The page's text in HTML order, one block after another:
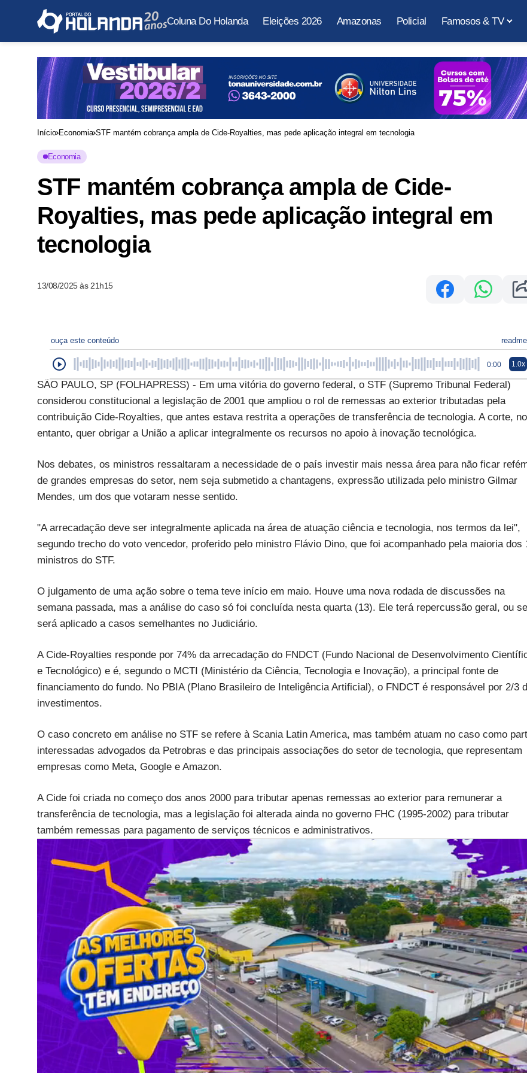
Coluna Do Holanda Eleições 2026 Amazonas Policial Famosos & TV
Início Economia STF mantém cobrança ampla de Cide-Royalties, mas pede aplicação integral em tecnologia
Economia
STF mantém cobrança ampla de Cide-
Royalties, mas pede aplicação integral em
tecnologia
13/08/2025 às 21h15
ouça este conteúdo readme
0:00 1.0x
SÃO PAULO, SP (FOLHAPRESS) - Em uma vitória do governo federal, o STF (Supremo Tribunal Federal)
considerou constitucional a legislação de 2001 que ampliou o rol de remessas ao exterior tributadas pela
contribuição Cide-Royalties, que antes estava restrita a operações de transferência de tecnologia. A corte, no
entanto, quer obrigar a União a aplicar integralmente os recursos no apoio à inovação tecnológica.
Nos debates, os ministros ressaltaram a necessidade de o país investir mais nessa área para não ficar
de grandes empresas do setor, nem seja submetido a chantagens, expressão utilizada pelo ministro Gilmar
Mendes, um dos que votaram nesse sentido.
"A arrecadação deve ser integralmente aplicada na área de atuação ciência e tecnologia, nos termos da lei",
segundo trecho do voto vencedor, proferido pelo ministro Flávio Dino, que foi acompanhado pela maioria dos
ministros do STF.
O julgamento de uma ação sobre o tema teve início em maio. Houve uma nova rodada de discussões na
semana passada, mas a análise do caso só foi concluída nesta quarta (13). Ele terá repercussão geral, ou
será aplicado a casos semelhantes no Judiciário.
A Cide-Royalties responde por 74% da arrecadação do FNDCT (Fundo Nacional de Desenvolvimento
e Tecnológico) e é, segundo o MCTI (Ministério da Ciência, Tecnologia e Inovação), a principal fonte de
financiamento do fundo. No PBIA (Plano Brasileiro de Inteligência Artificial), o FNDCT é responsável por 2/3
investimentos.
O caso concreto em análise no STF se refere à Scania Latin America, mas também atuam no caso como
interessadas advogados da Petrobras e das principais associações do setor de tecnologia, que representam
empresas como Meta, Google e Amazon.
A Cide foi criada no começo dos anos 2000 para tributar apenas remessas ao exterior para remunerar a
transferência de tecnologia, mas a legislação foi alterada ainda no governo FHC (1995-2002) para tributar
também remessas para pagamento de serviços técnicos e administrativos.